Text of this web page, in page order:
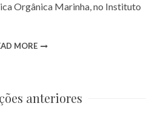
Orgânica Marinha, no Instituto
MORE
anteriores